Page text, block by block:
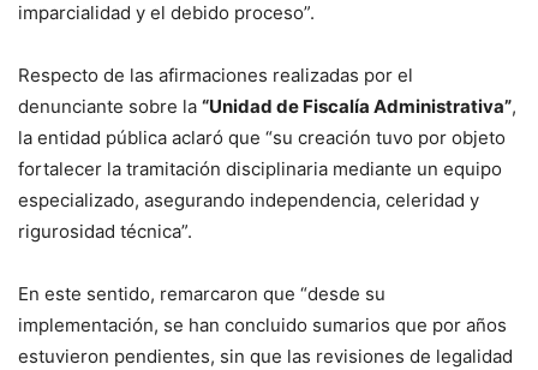
imparcialidad y el debido proceso”.
Respecto de las afirmaciones realizadas por el
denunciante sobre la “Unidad de Fiscalía Administrativa”,
la entidad pública aclaró que “su creación tuvo por objeto
fortalecer la tramitación disciplinaria mediante un equipo
especializado, asegurando independencia, celeridad y
rigurosidad técnica”.
En este sentido, remarcaron que “desde su
implementación, se han concluido sumarios que por años
estuvieron pendientes, sin que las revisiones de legalidad